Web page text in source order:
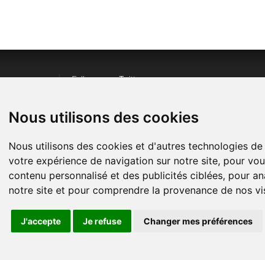
Nous utilisons des cookies
Nous utilisons des cookies et d'autres technologies
votre expérience de navigation sur notre site, pour
contenu personnalisé et des publicités ciblées, pour
notre site et pour comprendre la provenance de nos
J'accepte Je refuse Changer mes préférences
Follow us onTwitter
Watch us on
(1,2)